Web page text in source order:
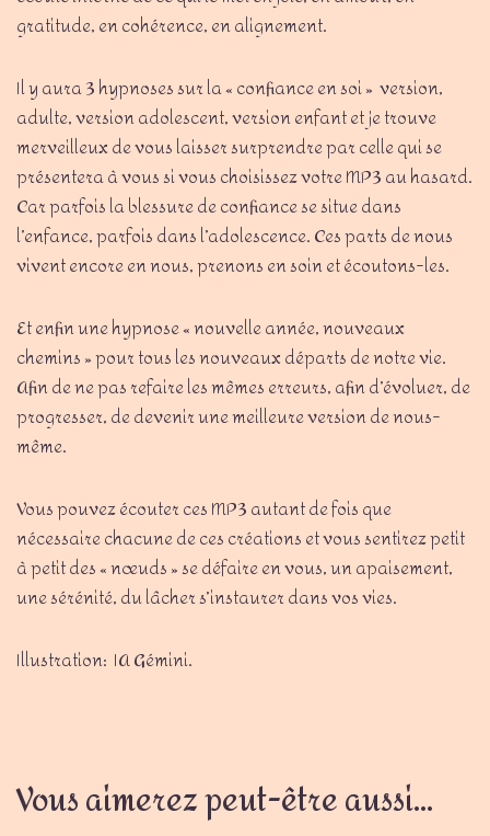
gratitude, en cohérence, en alignement.
Il y aura 3 hypnoses sur la « confiance en soi » version,
adulte, version adolescent, version enfant et je trouve
merveilleux de vous laisser surprendre par celle qui se
présentera à vous si vous choisissez votre MP3 au hasard.
Car parfois la blessure de confiance se situe dans
l’enfance, parfois dans l’adolescence. Ces parts de nous
vivent encore en nous, prenons en soin et écoutons-les.
Et enfin une hypnose « nouvelle année, nouveaux
chemins » pour tous les nouveaux départs de notre vie.
Afin de ne pas refaire les mêmes erreurs, afin d’évoluer, de
progresser, de devenir une meilleure version de nous-
même.
Vous pouvez écouter ces MP3 autant de fois que
nécessaire chacune de ces créations et vous sentirez petit
à petit des « nœuds » se défaire en vous, un apaisement,
une sérénité, du lâcher s’instaurer dans vos vies.
Illustration: IA Gémini.
Vous aimerez peut-être aussi…